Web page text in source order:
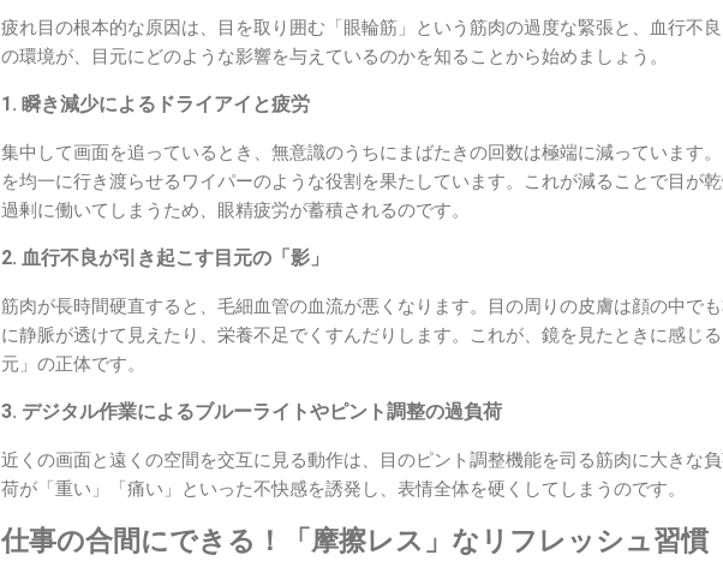
疲れ目の根本的な原因は、目を取り囲む「眼輪筋」という筋肉の過度な緊張と、血行不
の環境が、目元にどのような影響を与えているのかを知ることから始めましょう。
1. 瞬き減少によるドライアイと疲労
集中して画面を追っているとき、無意識のうちにまばたきの回数は極端に減っています
を均一に行き渡らせるワイパーのような役割を果たしています。これが減ることで目が
過剰に働いてしまうため、眼精疲労が蓄積されるのです。
2. 血行不良が引き起こす目元の「影」
筋肉が長時間硬直すると、毛細血管の血流が悪くなります。目の周りの皮膚は顔の中で
に静脈が透けて見えたり、栄養不足でくすんだりします。これが、鏡を見たときに感じ
元」の正体です。
3. デジタル作業によるブルーライトやピント調整の過負荷
近くの画面と遠くの空間を交互に見る動作は、目のピント調整機能を司る筋肉に大きな
荷が「重い」「痛い」といった不快感を誘発し、表情全体を硬くしてしまうのです。
仕事の合間にできる！「摩擦レス」なリフレッシュ習慣